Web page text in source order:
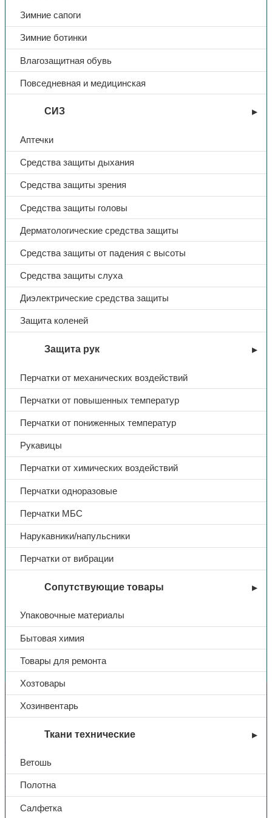
Зимние сапоги
Зимние ботинки
Влагозащитная обувь
Повседневная и медицинская
СИЗ
Аптечки
Средства защиты дыхания
Средства защиты зрения
Средства защиты головы
Дерматологические средства защиты
Средства защиты от падения с высоты
Средства защиты слуха
Диэлектрические средства защиты
Защита коленей
Защита рук
Перчатки от механических воздействий
Перчатки от повышенных температур
Перчатки от пониженных температур
Рукавицы
Перчатки от химических воздействий
Перчатки одноразовые
Перчатки МБС
Нарукавники/напульсники
Перчатки от вибрации
Сопутствующие товары
Упаковочные материалы
Бытовая химия
Товары для ремонта
Хозтовары
Хозинвентарь
Ткани технические
Ветошь
Полотна
Салфетка
Название
Вы недавно смотрели
Контакты
+7 (831) 214-01-31
101@adk52.ru